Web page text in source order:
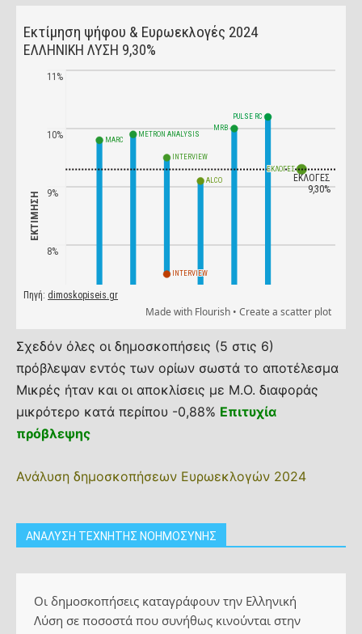
Σχεδόν όλες οι δημοσκοπήσεις (5 στις 6)
πρόβλεψαν εντός των ορίων σωστά το αποτέλεσμα
Μικρές ήταν και οι αποκλίσεις με Μ.Ο. διαφοράς
μικρότερο κατά περίπου -0,88% Επιτυχία
πρόβλεψης
Ανάλυση δημοσκοπήσεων Ευρωεκλογών 2024
ΑΝΑΛΥΣΗ ΤΕΧΝΗΤΗΣ ΝΟΗΜΟΣΥΝΗΣ
Οι δημοσκοπήσεις καταγράφουν την Ελληνική
Λύση σε ποσοστά που συνήθως κινούνται στην